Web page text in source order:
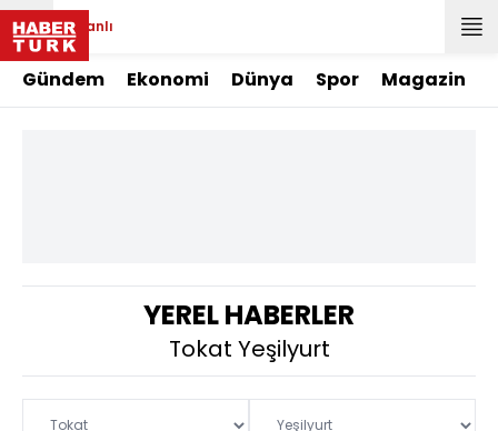
Canlı
Gündem Ekonomi Dünya Spor Magazin
YEREL HABERLER
Tokat Yeşilyurt